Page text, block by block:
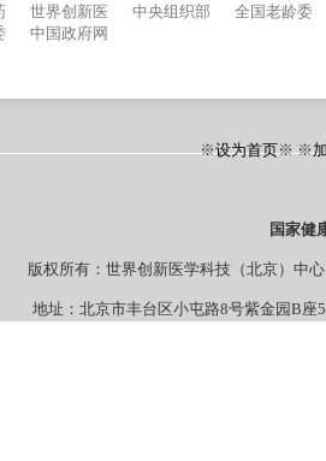
世界创新医 中央组织部
全国老龄委
中国政府网
※设为首页※ ※
国家健
版权所有：世界创新医学科技（北京）
址：北京市丰台区小屯路8号紫金园B